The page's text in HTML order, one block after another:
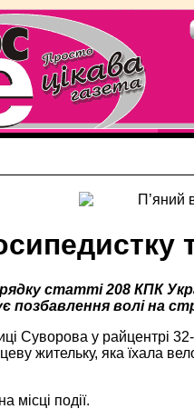
статті 208 КПК
волі на
Суворова у райцентрі
жительку, яка їхала
місці події.